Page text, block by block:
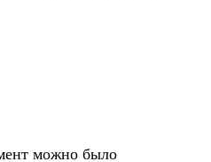
можно было